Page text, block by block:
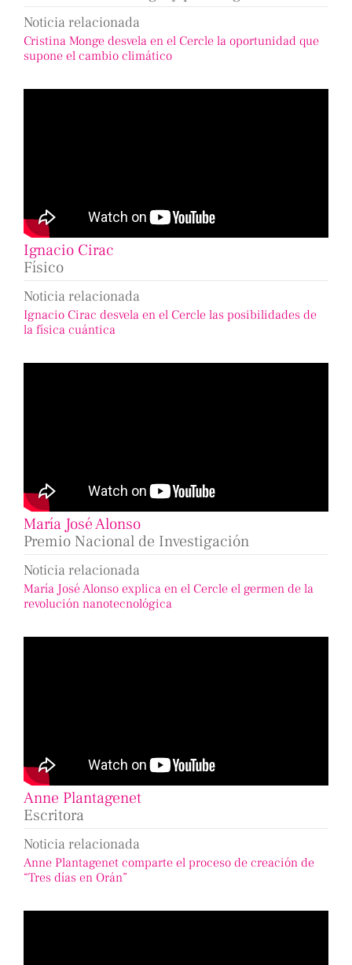
Noticia relacionada
Cristina Monge desvela en el Cercle la oportunidad que
supone el cambio climático
Ignacio Cirac
Físico
Noticia relacionada
Ignacio Cirac desvela en el Cercle las posibilidades de
la física cuántica
María José Alonso
Premio Nacional de Investigación
Noticia relacionada
María José Alonso explica en el Cercle el germen de la
revolución nanotecnológica
Anne Plantagenet
Escritora
Noticia relacionada
Anne Plantagenet comparte el proceso de creación de
“Tres días en Orán”